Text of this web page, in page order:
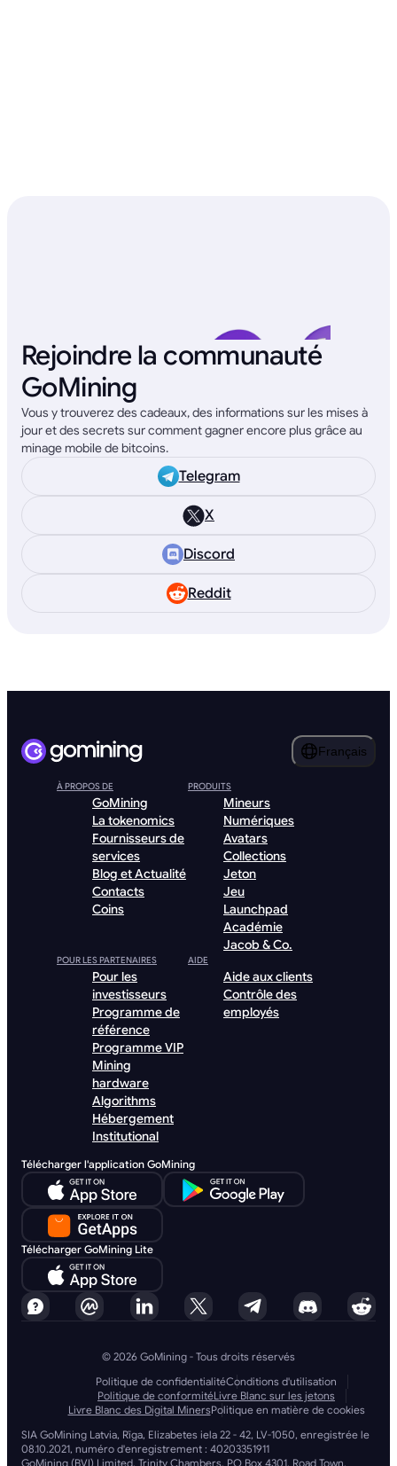
Rejoindre la communauté
GoMining
Vous y trouverez des cadeaux, des informations sur les mises à
jour et des secrets sur comment gagner encore plus grâce au
minage mobile de bitcoins.
Telegram
X
Discord
Reddit
Français
À PROPOS DE
GoMining
La tokenomics
Fournisseurs de
services
Blog et Actualité
Contacts
Coins
PRODUITS
Mineurs
Numériques
Avatars
Collections
Jeton
Jeu
Launchpad
Académie
Jacob & Co.
POUR LES PARTENAIRES
Pour les
investisseurs
Programme de
référence
Programme VIP
Mining
hardware
Algorithms
Hébergement
Institutional
AIDE
Aide aux clients
Contrôle des
employés
Télécharger l'application GoMining
Télécharger GoMining Lite
© 2026 GoMining - Tous droits réservés
Politique de confidentialitéConditions d'utilisation
Politique de conformitéLivre Blanc sur les jetons
Livre Blanc des Digital MinersPolitique en matière de cookies
SIA GoMining Latvia, Rīga, Elizabetes iela 22 - 42, LV-1050, enregistrée le
08.10.2021, numéro d'enregistrement : 40203351911
GoMining (BVI) Limited, Trinity Chambers, PO Box 4301, Road Town,